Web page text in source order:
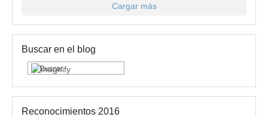
Cargar más
Buscar en el blog
Reconocimientos 2016